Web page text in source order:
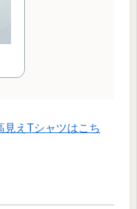
見えTシャツはこち